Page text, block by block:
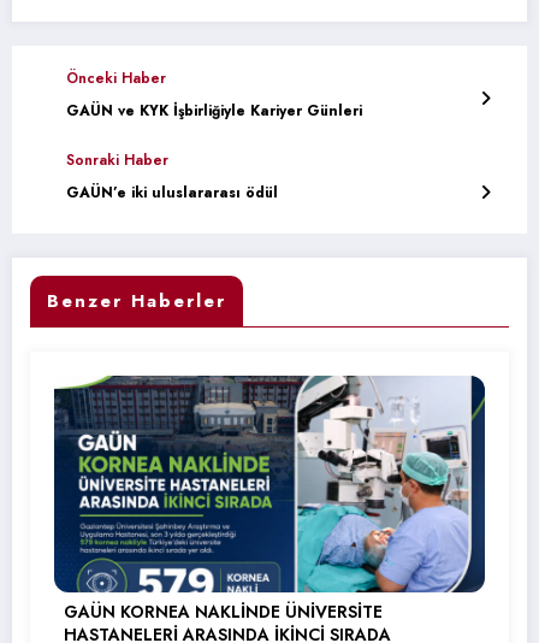
Önceki Haber
GAÜN ve KYK İşbirliğiyle Kariyer Günleri
Sonraki Haber
GAÜN’e iki uluslararası ödül
Benzer Haberler
GAÜN KORNEA NAKLİNDE ÜNİVERSİTE
HASTANELERİ ARASINDA İKİNCİ SIRADA